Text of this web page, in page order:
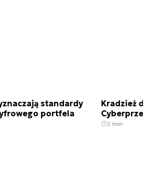
standardy
portfela
Kradzież
2 min.